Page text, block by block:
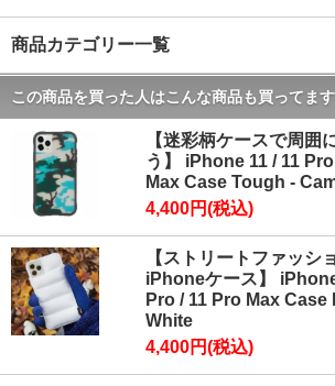
商品カテゴリー一覧
この商品を買った人はこんな商品も買ってます
【迷彩柄ケースで周囲
う】 iPhone 11 / 11
Max Case Tough -
4,400円(税込)
【ストリートファッシ
iPhoneケース】
Pro / 11 Pro Max Case
White
4,400円(税込)